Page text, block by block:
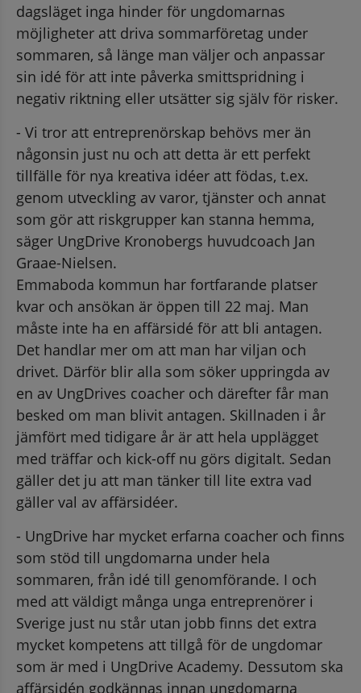
dagsläget inga hinder för ungdomarnas
möjligheter att driva sommarföretag under
sommaren, så länge man väljer och anpassar
sin idé för att inte påverka smittspridning i
negativ riktning eller utsätter sig själv för risker.
- Vi tror att entreprenörskap behövs mer än
någonsin just nu och att detta är ett perfekt
tillfälle för nya kreativa idéer att födas, t.ex.
genom utveckling av varor, tjänster och annat
som gör att riskgrupper kan stanna hemma,
säger UngDrive Kronobergs huvudcoach Jan
Graae-Nielsen.
Emmaboda kommun har fortfarande platser
kvar och ansökan är öppen till 22 maj. Man
måste inte ha en affärsidé för att bli antagen.
Det handlar mer om att man har viljan och
drivet. Därför blir alla som söker uppringda av
en av UngDrives coacher och därefter får man
besked om man blivit antagen. Skillnaden i år
jämfört med tidigare år är att hela upplägget
med träffar och kick-off nu görs digitalt. Sedan
gäller det ju att man tänker till lite extra vad
gäller val av affärsidéer.
- UngDrive har mycket erfarna coacher och finns
som stöd till ungdomarna under hela
sommaren, från idé till genomförande. I och
med att väldigt många unga entreprenörer i
Sverige just nu står utan jobb finns det extra
mycket kompetens att tillgå för de ungdomar
som är med i UngDrive Academy. Dessutom ska
affärsidén godkännas innan ungdomarna